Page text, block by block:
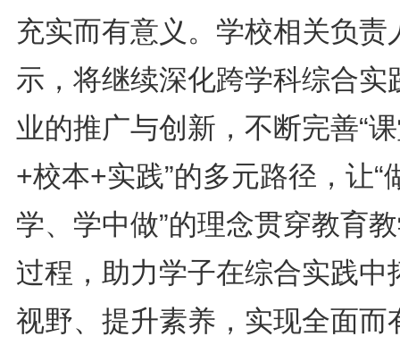
充实而有意义。学校相关负责
示，将继续深化跨学科综合实
业的推广与创新，不断完善“
+校本+实践”的多元路径，让“
学、学中做”的理念贯穿教育
过程，助力学子在综合实践中
视野、提升素养，实现全面而